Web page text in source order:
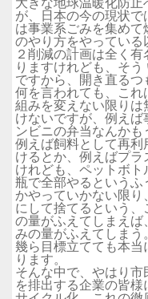
大きな地球温暖化防
が、日本の今の現状
は事業系ごみを集めて
のやり方をやっている
２削減の計画は全く
りますけれども、そう
ですから、開き直る
何を言われても、こ
組みを変えない限りは
けないですが、例えば
ンビニの弁当なんかも
例えば飼料として再
けるとか、例えばプ
けれども、ペットボ
瓶で全部やるという
かやっていかない限
にして捨てるという
の量がふえてしまえ
みの量がふえてしまう
幾ら目標立てても本
ります。
そんな中で、やはり
を排出する企業の皆様